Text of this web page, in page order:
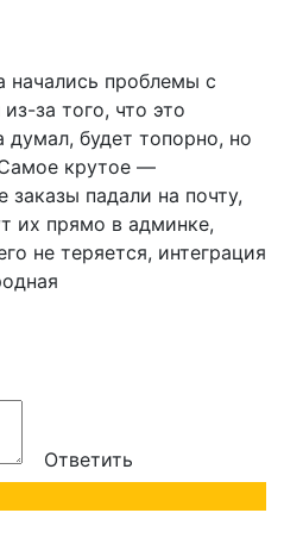
начались проблемы с
за того, что это
будет топорно, но
крутое —
заказы падали на почту,
их прямо в админке,
не теряется, интеграция
Ответить